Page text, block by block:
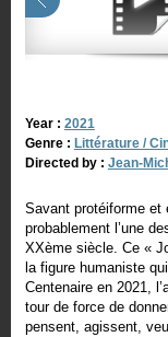
Year : 2021
Genre : Littérature /
Directed by : Jean-
Savant protéiforme et
probablement l’une
XXème siècle. Ce «
la figure humaniste
Centenaire en 2021,
tour de force de
pensent, agissent,